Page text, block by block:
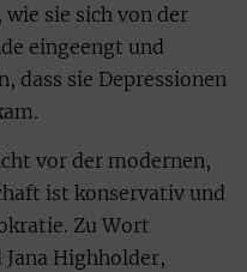
sie sich von der
eingeengt und
dass sie Depressionen
vor der modernen,
ist konservativ und
Zu Wort
Jana Highholder,